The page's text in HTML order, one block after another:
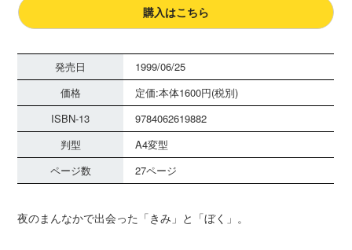
購入はこちら
発売日
1999/06/25
価格
定価:本体1600円(税別)
ISBN-13
9784062619882
判型
A4変型
ページ数
27ページ
夜のまんなかで出会った「きみ」と「ぼく」。